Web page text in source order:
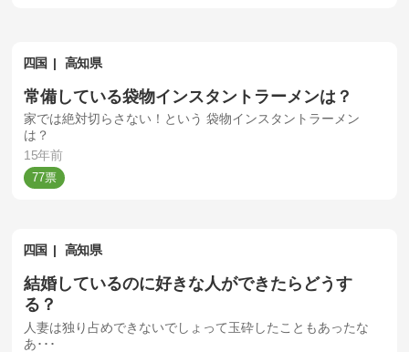
四国 高知県
常備している袋物インスタントラーメンは？
家では絶対切らさない！という 袋物インスタントラーメン
は？
15年前
77
四国 高知県
結婚しているのに好きな人ができたらどうす
る？
人妻は独り占めできないでしょって玉砕したこともあったな
あ･･･